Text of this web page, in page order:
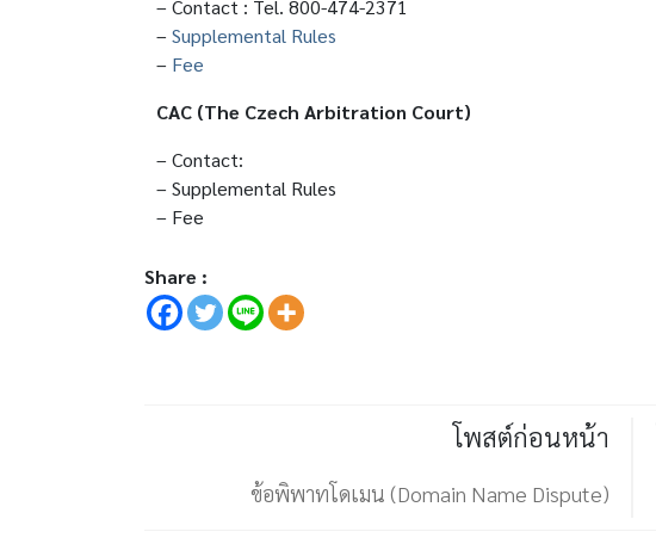
– Contact : Tel. 800-474-2371
– Supplemental Rules
– Fee
CAC (The Czech Arbitration Court)
– Contact:
– Supplemental Rules
– Fee
Share :
โพสต์ก่อนหน้า
ข้อพิพาทโดเมน (Domain Name Dispute)